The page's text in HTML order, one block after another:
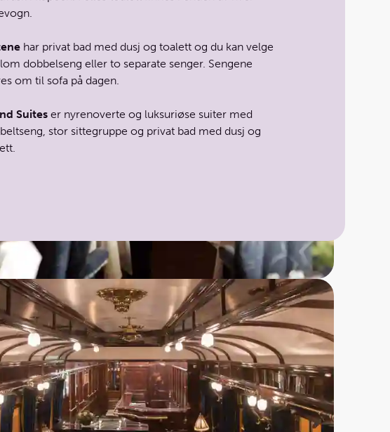
har privat bad med dusj og toalett og du kan velge
dobbelseng eller to separate senger. Sengene
om til sofa på dagen.
Suites er nyrenoverte og luksuriøse suiter med
stor sittegruppe og privat bad med dusj og
kabinkategori